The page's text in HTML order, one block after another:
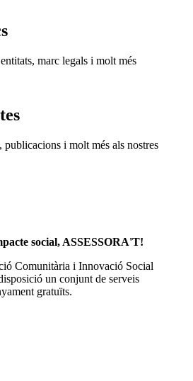
marc legals i molt més
publicacions i molt més als nostres
social, ASSESSORA'T!
Comunitària i Innovació Social
un conjunt de serveis
gratuïts.